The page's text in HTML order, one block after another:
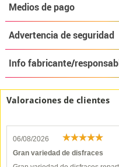
Medios de pago
Advertencia de seguridad
Info fabricante/
Valoraciones de clientes
06/08/2026
Gran variedad de disfraces